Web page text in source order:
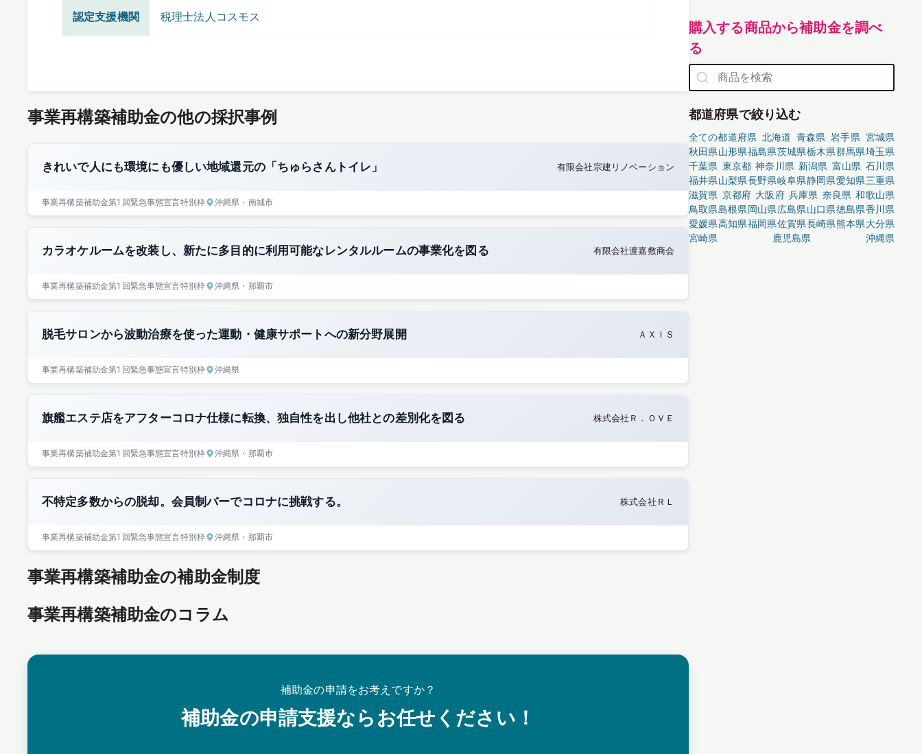
認定支援機関 税理士法人コスモス
事業再構築補助金の他の採択事例
きれいで人にも環境にも優しい地域還元の「ちゅらさんトイレ」 有限会社宗建リノベーション
事業再構築補助金第1回緊急事態宣言特別枠 沖縄県 ・南城市
カラオケルームを改装し、新たに多目的に利用可能なレンタルルームの事業化を図る 有限会社渡嘉敷商会
事業再構築補助金第1回緊急事態宣言特別枠 沖縄県 ・那覇市
脱毛サロンから波動治療を使った運動・健康サポートへの新分野展開 ＡＸＩＳ
事業再構築補助金第1回緊急事態宣言特別枠 沖縄県
旗艦エステ店をアフターコロナ仕様に転換、独自性を出し他社との差別化を図る 株式会社Ｒ．ＯＶＥ
事業再構築補助金第1回緊急事態宣言特別枠 沖縄県 ・那覇市
不特定多数からの脱却。会員制バーでコロナに挑戦する。 株式会社ＲＬ
事業再構築補助金第1回緊急事態宣言特別枠 沖縄県 ・那覇市
事業再構築補助金の補助金制度
事業再構築補助金のコラム
補助金の申請をお考えですか？
補助金の申請支援ならお任せください！
購入する商品から補助金を調べ
る
都道府県で絞り込む
全ての都道府県 北海道 青森県 岩手県 宮城県
秋田県山形県福島県茨城県栃木県群馬県埼玉県
千葉県 東京都 神奈川県 新潟県 富山県 石川県
福井県山梨県長野県岐阜県静岡県愛知県三重県
滋賀県 京都府 大阪府 兵庫県 奈良県 和歌山県
鳥取県島根県岡山県広島県山口県徳島県香川県
愛媛県高知県福岡県佐賀県長崎県熊本県大分県
宮崎県
鹿児島県 沖縄県